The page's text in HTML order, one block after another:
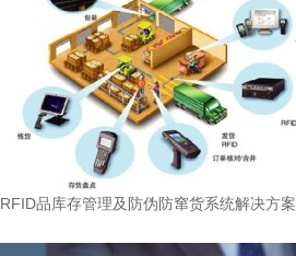
RFID品库存管理及防伪防窜货系统解决方案